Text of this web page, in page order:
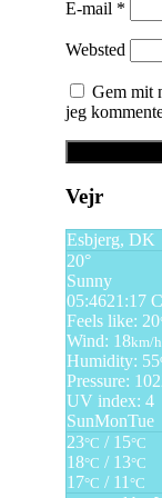
E-mail *
Websted
Gem mit
jeg
Vejr
Esbjerg, DK
20°
Sunny
05:4621:17
Feels like: 20
Wind: 18km/h
Humidity: 55
Pressure:
UV index: 4
SunMonTue
23°C / 15°C
18°C / 13°C
17°C / 11 °C